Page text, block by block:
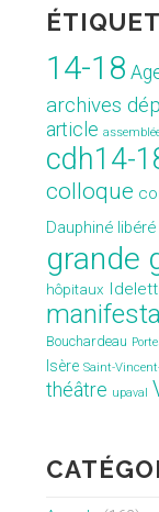
14-18
archives
article
cdh14-
colloque
Dauphiné libéré
grande
hôpitaux
Bouchardeau
Isère Saint-
théâtre upaval